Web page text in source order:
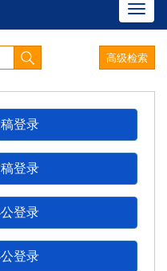
导
航
切
换
登录
登录
登录
登录
》发布：明确诊断及救
（试行第九版）》修订
核病报告》发布 ------